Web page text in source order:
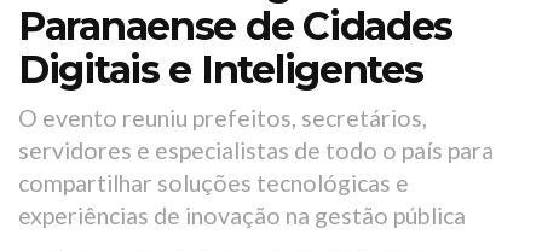
Paranaense de Cidades
Digitais e Inteligentes
O evento reuniu prefeitos, secretários,
servidores e especialistas de todo o país para
compartilhar soluções tecnológicas e
experiências de inovação na gestão pública